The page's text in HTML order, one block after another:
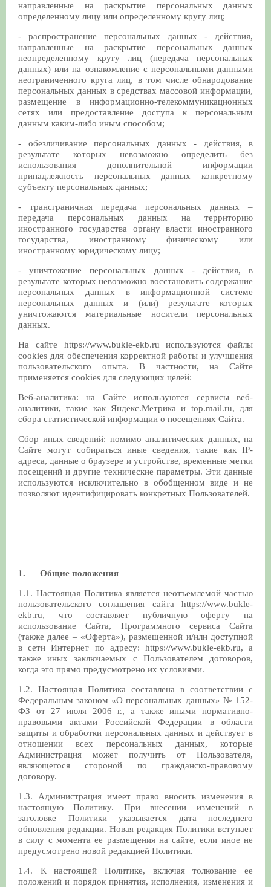
направленные на раскрытие персональных данных
определенному лицу или определенному кругу лиц;
- распространение персональных данных - действия,
направленные на раскрытие персональных данных
неопределенному кругу лиц (передача персональных
данных) или на ознакомление с персональными данными
неограниченного круга лиц, в том числе обнародование
персональных данных в средствах массовой информации,
размещение в информационно-телекоммуникационных
сетях или предоставление доступа к персональным
данным каким-либо иным способом;
- обезличивание персональных данных - действия, в
результате которых невозможно определить без
использования дополнительной информации
принадлежность персональных данных конкретному
субъекту персональных данных;
- трансграничная передача персональных данных –
передача персональных данных на территорию
иностранного государства органу власти иностранного
государства, иностранному физическому или
иностранному юридическому лицу;
- уничтожение персональных данных - действия, в
результате которых невозможно восстановить содержание
персональных данных в информационной системе
персональных данных и (или) результате которых
уничтожаются материальные носители персональных
данных.
На сайте https://www.bukle-ekb.ru используются файлы
cookies для обеспечения корректной работы и улучшения
пользовательского опыта. В частности, на Сайте
применяется cookies для следующих целей:
Веб-аналитика: на Сайте используются сервисы веб-
аналитики, такие как Яндекс.Метрика и top.mail.ru, для
сбора статистической информации о посещениях Сайта.
Сбор иных сведений: помимо аналитических данных, на
Сайте могут собираться иные сведения, такие как IP-
адреса, данные о браузере и устройстве, временные метки
посещений и другие технические параметры. Эти данные
используются исключительно в обобщенном виде и не
позволяют идентифицировать конкретных Пользователей.
1. Общие положения
1.1. Настоящая Политика является неотъемлемой частью
пользовательского соглашения сайта https://www.bukle-
ekb.ru, что составляет публичную оферту на
использование Сайта, Программного сервиса Сайта
(также далее – «Оферта»), размещенной и/или доступной
в сети Интернет по адресу: https://www.bukle-ekb.ru, а
также иных заключаемых с Пользователем договоров,
когда это прямо предусмотрено их условиями.
1.2. Настоящая Политика составлена в соответствии с
Федеральным законом «О персональных данных» № 152-
ФЗ от 27 июля 2006 г., а также иными нормативно-
правовыми актами Российской Федерации в области
защиты и обработки персональных данных и действует в
отношении всех персональных данных, которые
Администрация может получить от Пользователя,
являющегося стороной по гражданско-правовому
договору.
1.3. Администрация имеет право вносить изменения в
настоящую Политику. При внесении изменений в
заголовке Политики указывается дата последнего
обновления редакции. Новая редакция Политики вступает
в силу с момента ее размещения на сайте, если иное не
предусмотрено новой редакцией Политики.
1.4. К настоящей Политике, включая толкование ее
положений и порядок принятия, исполнения, изменения и